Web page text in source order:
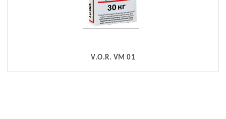
V.O.R. VM 01